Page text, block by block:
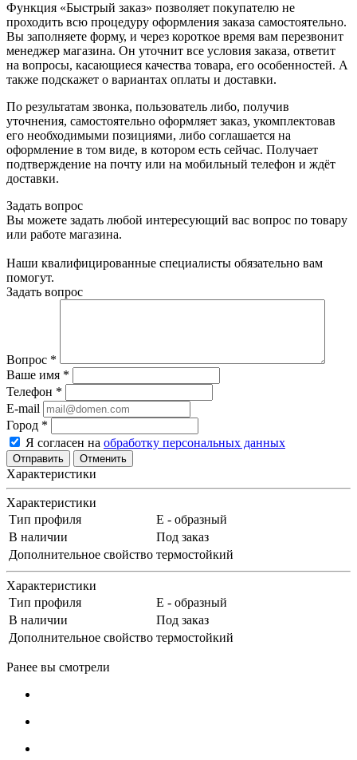
Функция «Быстрый заказ» позволяет покупателю не
проходить всю процедуру оформления заказа самостоятельно.
Вы заполняете форму, и через короткое время вам перезвонит
менеджер магазина. Он уточнит все условия заказа, ответит
на вопросы, касающиеся качества товара, его особенностей. А
также подскажет о вариантах оплаты и доставки.
По результатам звонка, пользователь либо, получив
уточнения, самостоятельно оформляет заказ, укомплектовав
его необходимыми позициями, либо соглашается на
оформление в том виде, в котором есть сейчас. Получает
подтверждение на почту или на мобильный телефон и ждёт
доставки.
Задать вопрос
Вы можете задать любой интересующий вас вопрос по товару
или работе магазина.
Наши квалифицированные специалисты обязательно вам
помогут.
Задать вопрос
Вопрос *
Ваше имя *
Телефон *
E-mail
Город *
Я согласен на обработку персональных данных
Отменить
Характеристики
Характеристики
Тип профиля
Е - образный
В наличии
Под заказ
Дополнительное свойство термостойкий
Характеристики
Тип профиля
Е - образный
В наличии
Под заказ
Дополнительное свойство термостойкий
Ранее вы смотрели